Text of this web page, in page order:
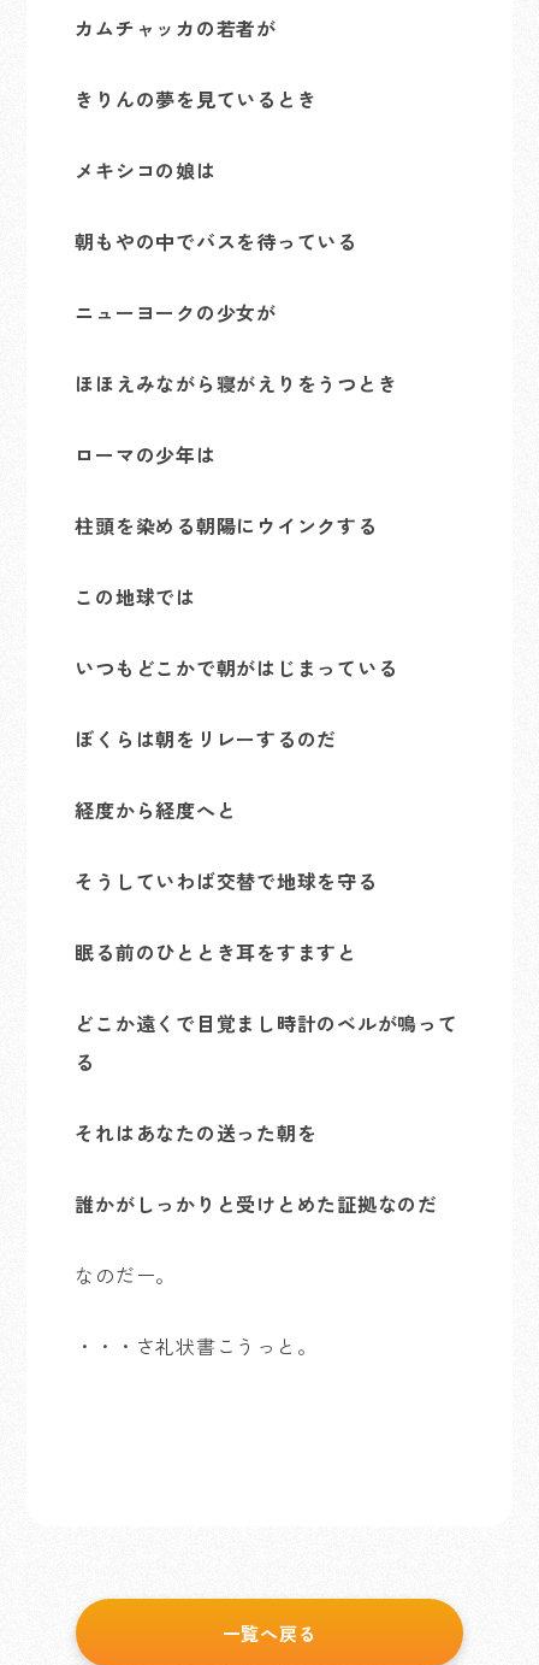
カムチャッカの若者が
きりんの夢を見ているとき
メキシコの娘は
朝もやの中でバスを待っている
ニューヨークの少女が
ほほえみながら寝がえりをうつとき
ローマの少年は
柱頭を染める朝陽にウインクする
この地球では
いつもどこかで朝がはじまっている
ぼくらは朝をリレーするのだ
経度から経度へと
そうしていわば交替で地球を守る
眠る前のひととき耳をすますと
どこか遠くで目覚まし時計のベルが鳴って
る
それはあなたの送った朝を
誰かがしっかりと受けとめた証拠なのだ
なのだー。
・・・さ礼状書こうっと。
一覧へ戻る